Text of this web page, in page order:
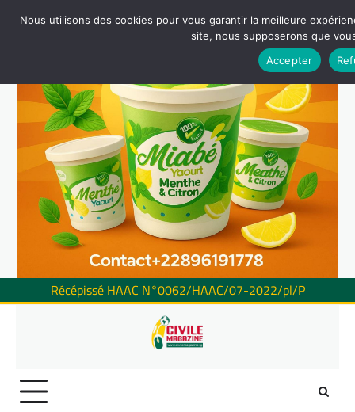
Récépissé HAAC N°0062/HAAC/07-2022/pl/P
Nous utilisons des cookies pour vous garantir la meilleure
site, nous supposerons que
Accepter